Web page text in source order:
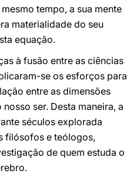
tempo, a sua mente
materialidade do seu
equação.
à fusão entre as ciências
se os esforços para
entre as dimensões
ser. Desta maneira, a
séculos explorada
filósofos e teólogos,
de quem estuda o